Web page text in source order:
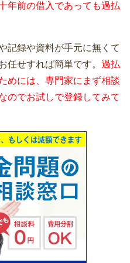
年前の借入であっても過払
記録や資料が手元に無くて
任せすれば簡単です。 過払
めには、専門家にまず相談
のでお試しで登録してみて